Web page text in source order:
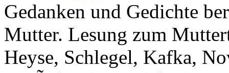
Gedanken und Gedichte
Mutter. Lesung zum
Heyse, Schlegel, Kafka,